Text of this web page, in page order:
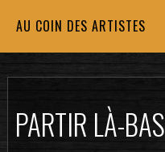
AU COIN DES ARTISTES
PARTIR LÀ-BAS